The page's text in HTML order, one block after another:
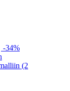
-34%
(2